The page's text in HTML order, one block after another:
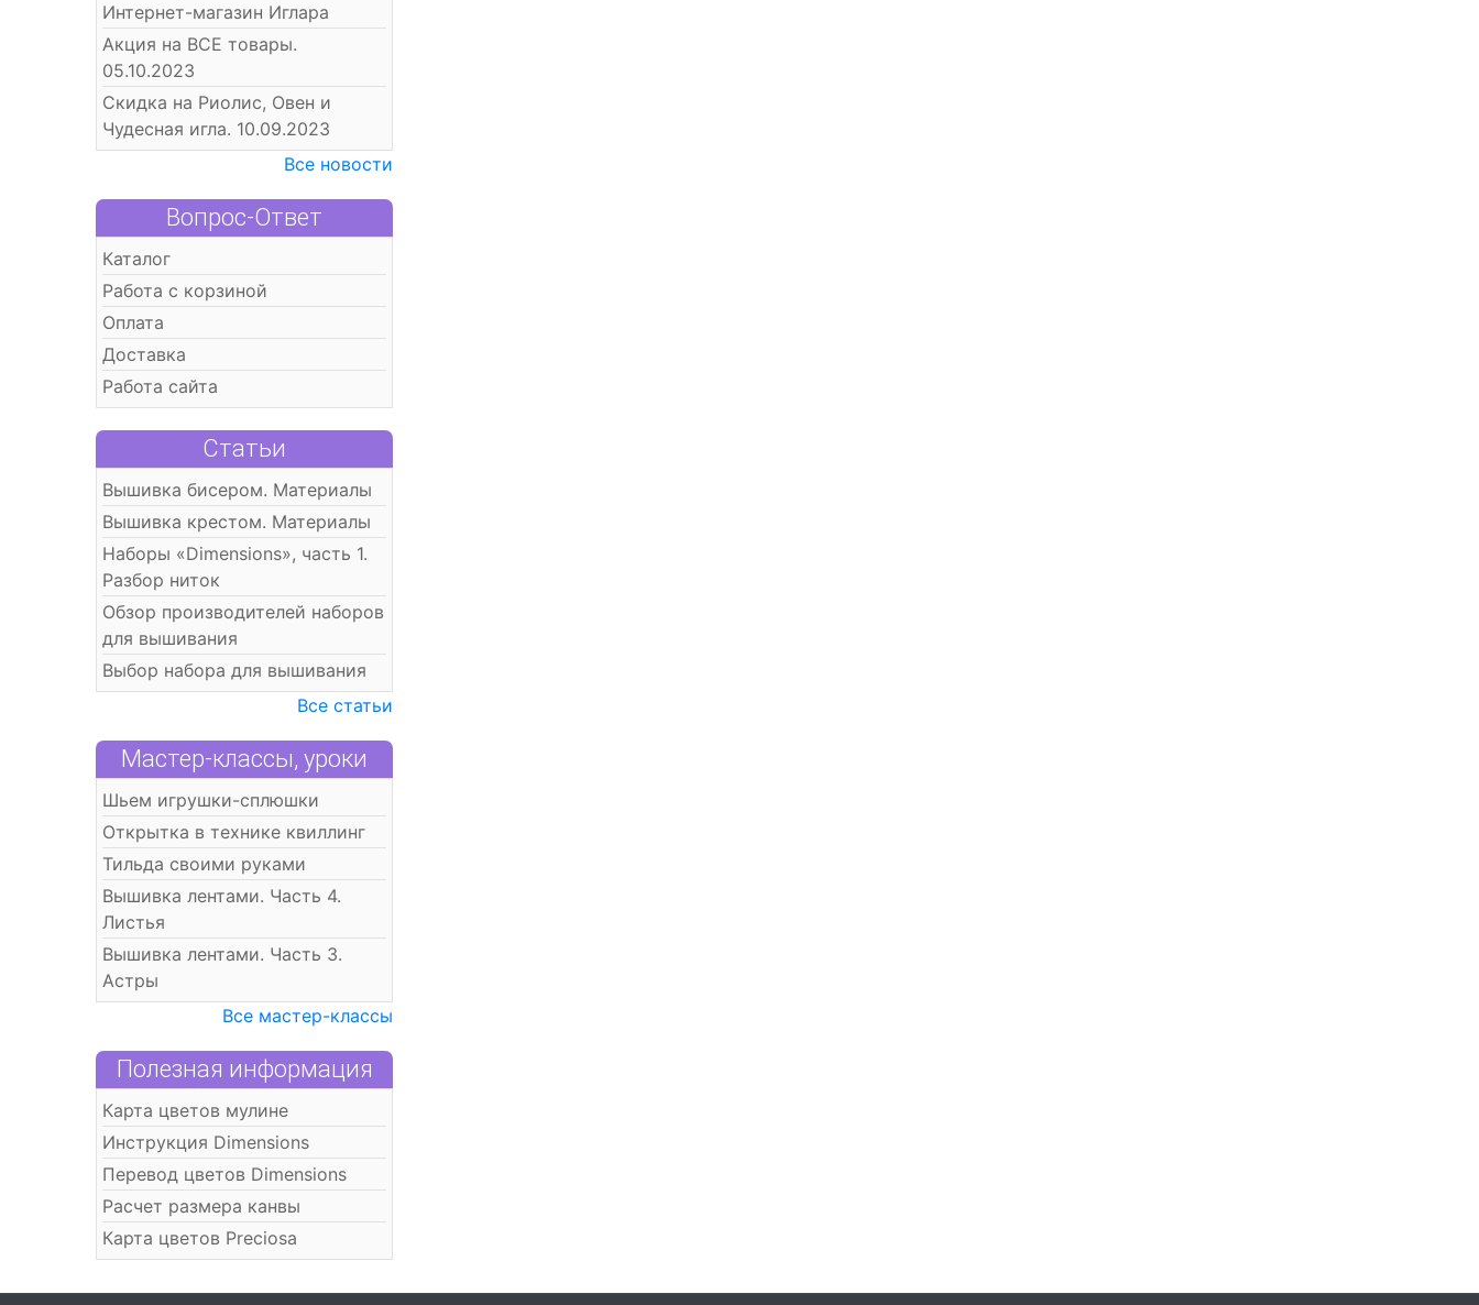
Интернет-магазин Иглара
Акция на ВСЕ товары.
05.10.2023
Скидка на Риолис, Овен и
Чудесная игла. 10.09.2023
Все новости
Вопрос-Ответ
Каталог
Работа с корзиной
Оплата
Доставка
Работа сайта
Статьи
Вышивка бисером. Материалы
Вышивка крестом. Материалы
Наборы «Dimensions», часть 1.
Разбор ниток
Обзор производителей наборов
для вышивания
Выбор набора для вышивания
Все статьи
Мастер-классы, уроки
Шьем игрушки-сплюшки
Открытка в технике квиллинг
Тильда своими руками
Вышивка лентами. Часть 4.
Листья
Вышивка лентами. Часть 3.
Астры
Все мастер-классы
Полезная информация
Карта цветов мулине
Инструкция Dimensions
Перевод цветов Dimensions
Расчет размера канвы
Карта цветов Preciosa